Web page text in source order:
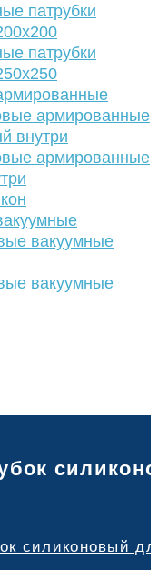
патрубки
патрубки
армированные
внутри
армированные
вакуумные
вакуумные
силиконовый